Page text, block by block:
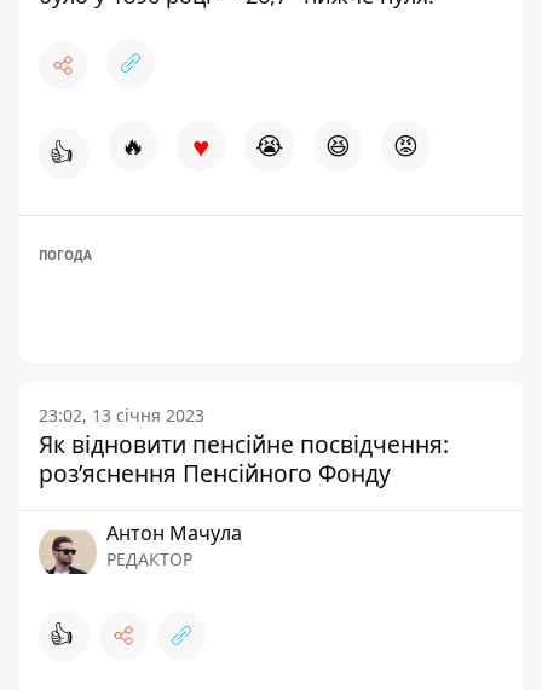
👍 🔥 ♥ 😭 😆 😡
ПОГОДА
23:02, 13 січня 2023
Як відновити пенсійне посвідчення:
роз’яснення Пенсійного Фонду
Антон Мачула
РЕДАКТОР
👍